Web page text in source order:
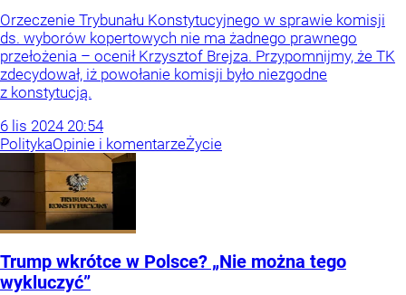
Orzeczenie Trybunału Konstytucyjnego w sprawie komisji
ds. wyborów kopertowych nie ma żadnego prawnego
przełożenia – ocenił Krzysztof Brejza. Przypomnijmy, że TK
zdecydował, iż powołanie komisji było niezgodne
z konstytucją.
6 lis 2024 20:54
PolitykaOpinie i komentarzeŻycie
Trump wkrótce w Polsce? „Nie można tego
wykluczyć”